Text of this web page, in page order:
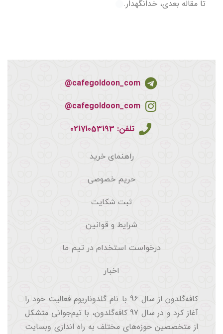
تا مقاله بعدی، خدانگهدار.
cafegoldoon_com@
cafegoldoon_com@
تلفن: 02171053193
راهنمای خرید
حریم خصوصی
ثبت شکایت
شرایط و قوانین
درخواست استخدام در تیم ما
اخبار
کافه‌گلدون از سال 96 با نام گلدوناریوم فعالیت خود را
آغاز کرد و در سال 97 کافه‌گلدون، با تیم‌جوانی متشکل
از متخصصین حوزه‌های مختلف به راه اندازی وبسایت